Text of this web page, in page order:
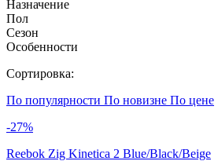
Назначение
Пол
Сезон
Особенности
Сортировка:
По популярности По новизне По цене
-27%
Reebok Zig Kinetica 2 Blue/Black/Beige